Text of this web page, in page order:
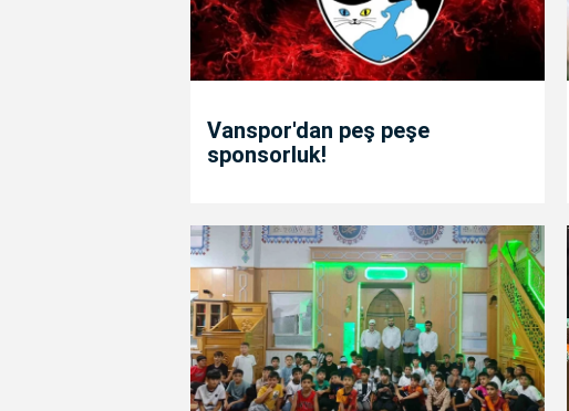
Vanspor'dan peş peşe
sponsorluk!